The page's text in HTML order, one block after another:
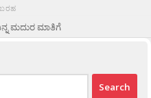
ಮದುರ ಮಾತಿಗೆ